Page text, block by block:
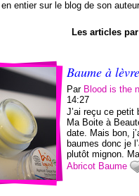
entier sur le blog de son
Les articles
Baume à
Par Blood is the
14:27
J’ai reçu ce petit
Ma Boite à
date. Mais bon,
baumes donc je
plutôt mignon.
Abricot Baume